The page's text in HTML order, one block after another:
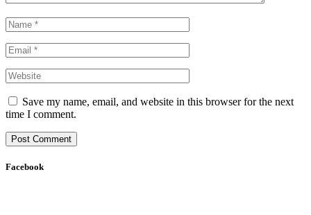
Save my name, email, and website in this browser for the next
time I comment.
Facebook